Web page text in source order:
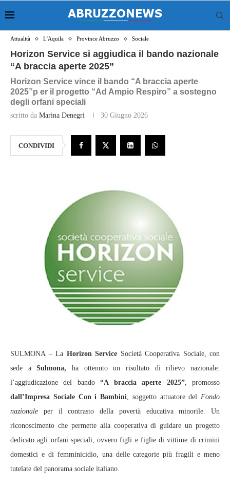
Attualità L'Aquila Province Abruzzo Sociale
Horizon Service si aggiudica il bando nazionale
“A braccia aperte 2025”
Horizon Service vince il bando “A braccia aperte
2025”p er il progetto “Ad Ampio Respiro” a sostegno
degli orfani speciali
scritto da Marina Denegri 30 Giugno 2026
CONDIVIDI
SULMONA – La Horizon Service Società Cooperativa Sociale, con
sede aSulmona, ha ottenuto un risultato di rilievo nazionale:
l’aggiudicazione del bando“A braccia aperte 2025”, promosso
dall’Impresa Sociale Con i Bambini , soggetto attuatore del Fondo
nazionale per il contrasto della povertà educativa minorile. Un
riconoscimento che permette alla cooperativa di guidare un progetto
dedicato agli orfani speciali, ovvero figli e figlie di vittime di crimini
domestici e di femminicidio, una delle categorie più fragili e meno
tutelate del panorama sociale italiano.